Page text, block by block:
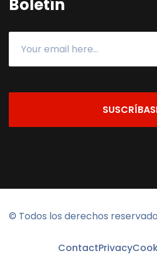
Boletín
© Todos los derechos
ContactPrivacy